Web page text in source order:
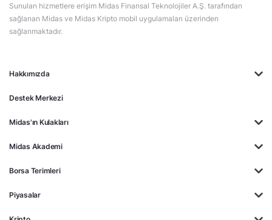
Hakkımızda
Destek Merkezi
Midas'ın Kulakları
Midas Akademi
Borsa Terimleri
Piyasalar
Sunulan hizmetlere erişim Midas Finansal Teknolojiler A.Ş. tarafından
sağlanan Midas ve Midas Kripto mobil uygulamaları üzerinden
sağlanmaktadır.